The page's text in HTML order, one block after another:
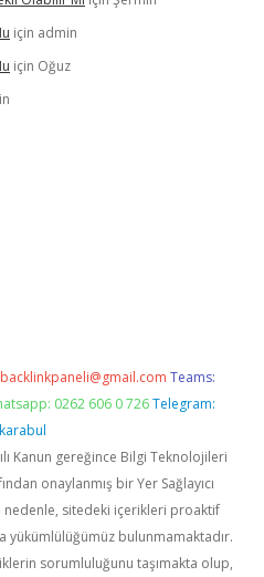
için admin
için Oğuz
backlinkpaneli@gmail.com Teams:
0262 606 0 726 Telegram:
Kanun gereğince Bilgi Teknolojileri
onaylanmış bir Yer Sağlayıcı
sitedeki içerikleri proaktif
yükümlülüğümüz bulunmamaktadır.
sorumluluğunu taşımakta olup,